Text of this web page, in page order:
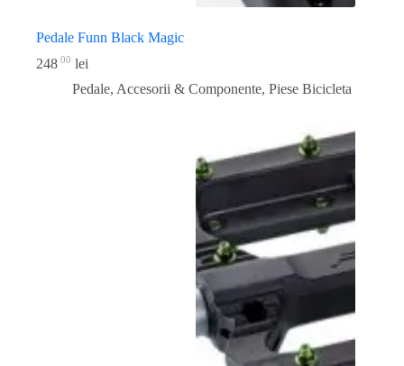
Pedale Funn Black Magic
248 00 lei
Pedale, Accesorii & Componente, Piese Bicicleta